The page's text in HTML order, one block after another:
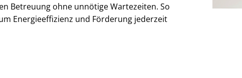
Betreuung ohne unnötige Wartezeiten. So
En­er­gie­ef­fi­zi­enz und Förderung jederzeit